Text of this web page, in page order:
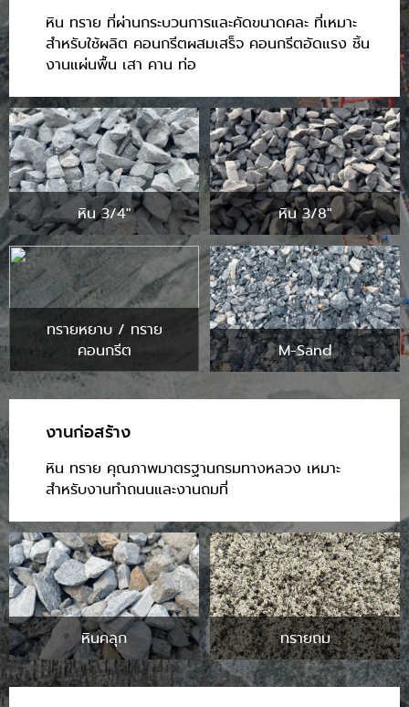
หิน ทราย ที่ผ่านกระบวนการและคัดขนาดคละ ที่เหมาะ
สำหรับใช้ผลิต คอนกรีตผสมเสร็จ คอนกรีตอัดแรง ชิ้น
งานแผ่นพื้น เสา คาน ท่อ
หิน 3/4" หิน 3/8"
ทรายหยาบ / ทราย
คอนกรีต
M-Sand
งานก่อสร้าง
หิน ทราย คุณภาพมาตรฐานกรมทางหลวง เหมาะ
สำหรับงานทำถนนและงานถมที่
หินคลุก ทรายถม